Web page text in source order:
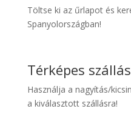
Töltse ki az űrlapot és
Spanyolországban!
Térképes
Használja a nagyítás/
a kiválasztott szállásra!